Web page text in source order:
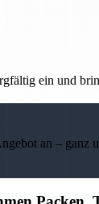
ein und
an – ganz